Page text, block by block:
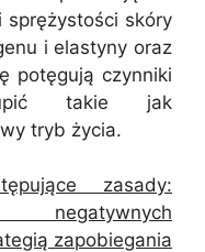
skóry
i elastyny oraz
potęgują czynniki
takie jak
tryb życia.
zasady:
negatywnych
zapobiegania